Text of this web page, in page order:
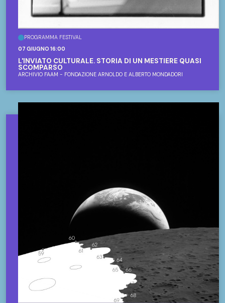
PROGRAMMA FESTIVAL
07 GIUGNO 16:00
L'INVIATO CULTURALE. STORIA DI UN MESTIERE QUASI
SCOMPARSO
ARCHIVIO FAAM - FONDAZIONE ARNOLDO E ALBERTO MONDADORI